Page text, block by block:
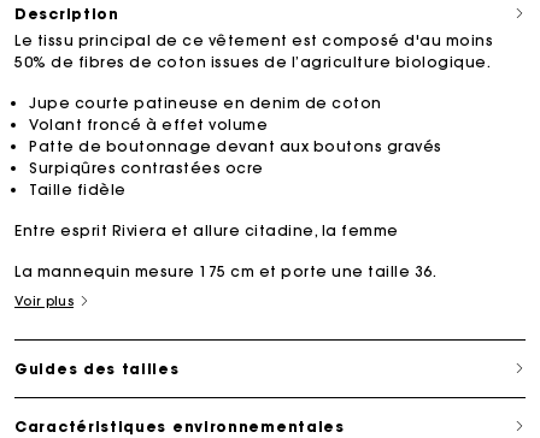
Description
Le tissu principal de ce vêtement est composé d'au moins
50% de fibres de coton issues de l’agriculture biologique.
Jupe courte patineuse en denim de coton
Volant froncé à effet volume
Patte de boutonnage devant aux boutons gravés
Surpiqûres contrastées ocre
Taille fidèle
Entre esprit Riviera et allure citadine, la femme
La mannequin mesure 175 cm et porte une taille 36.
Voir plus
Guides des tailles
Caractéristiques environnementales